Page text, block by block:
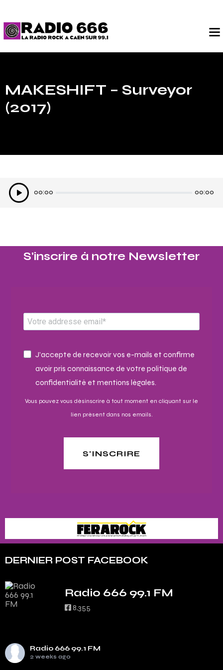
MAKESHIFT – Surveyor
(2017)
Lecteur
audio
00:00 00:00
S'inscrire à notre Newsletter​
J'accepte de recevoir vos e-mails et confirme
avoir pris connaissance de votre politique de
confidentialité et mentions légales.
Vous pouvez vous désinscrire à tout moment en cliquant sur le
lien présent dans nos emails.
S'INSCRIRE
DERNIER POST FACEBOOK
Radio 666 99.1 FM
8,355
Radio 666 99.1 FM
2 weeks ago